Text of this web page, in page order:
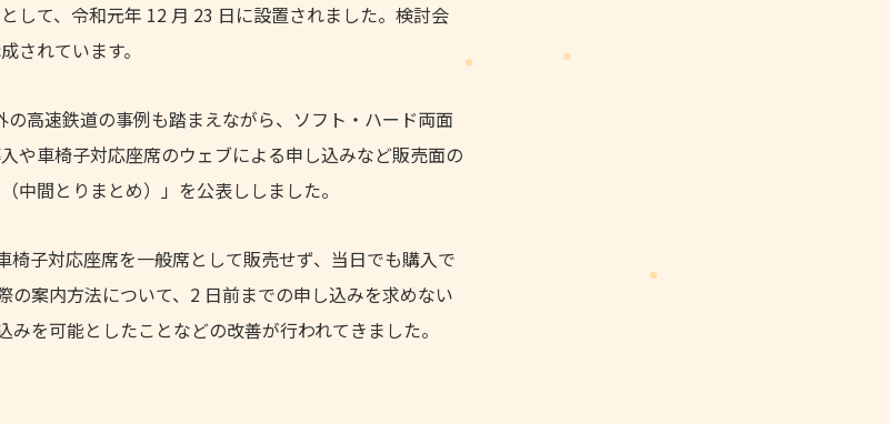
して、令和元年 12 月 23 日に設置されました。検討会
されています。
高速鉄道の事例も踏まえながら、ソフト・ハード両面
や車椅子対応座席のウェブによる申し込みなど販売面の
間とりまとめ）」を公表ししました。
子対応座席を一般席として販売せず、当日でも購入で
案内方法について、2 日前までの申し込みを求めない
を可能としたことなどの改善が行われてきました。